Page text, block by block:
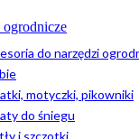
ogrodnicze
do narzędzi
motyczki, pikowniki
do śniegu
i szczotki